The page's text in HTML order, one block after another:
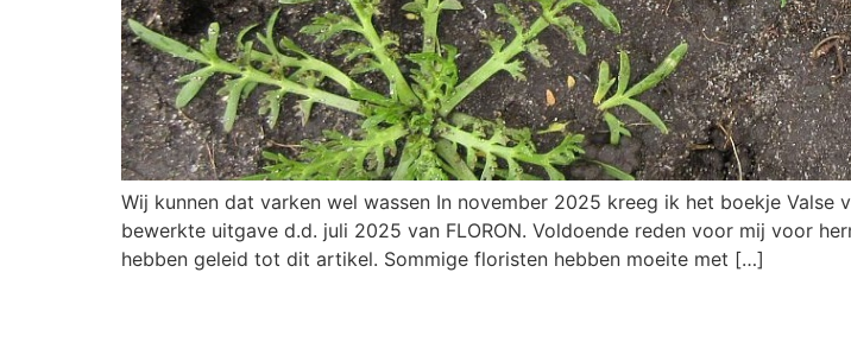
Wij kunnen dat varken wel wassen In november 2025 kreeg ik het boekje Valse
bewerkte uitgave d.d. juli 2025 van FLORON. Voldoende reden voor mij voor
hebben geleid tot dit artikel. Sommige floristen hebben moeite met […]